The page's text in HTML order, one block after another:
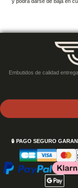
Embutidos de calidad
🔒 PAGO SEGURO